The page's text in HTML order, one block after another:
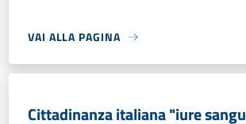
VAI ALLA PAGINA
Cittadinanza italiana "iure